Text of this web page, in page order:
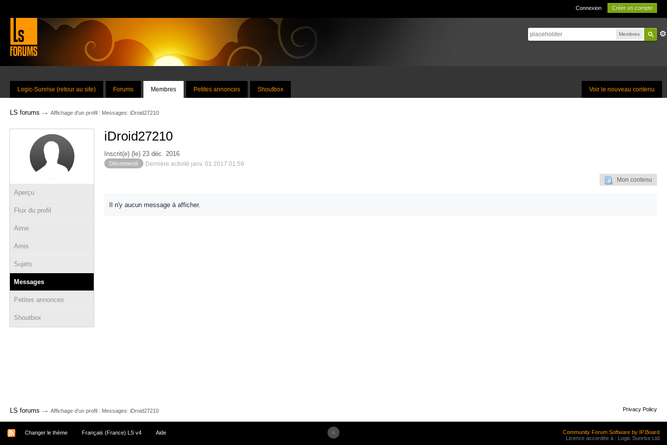
Connexion Créer un compte
Membres
Voir le nouveau contenu
Logic-Sunrise (retour au site) Forums Membres Petites annonces Shoutbox
LS forums → Affichage d'un profil : Messages: iDroid27210
Aperçu
Flux du profil
Aime
Amis
Sujets
Messages
Petites annonces
Shoutbox
iDroid27210
Inscrit(e) (le) 23 déc. 2016
Déconnecté Dernière activité janv. 01 2017 01:59
Mon contenu
Il n'y aucun message à afficher.
LS forums → Affichage d'un profil : Messages: iDroid27210 Privacy Policy
Changer le thème Français (France) LS v4 Aide
Community Forum Software by IP.Board
Licence accordée à : Logic Sunrise Ltd